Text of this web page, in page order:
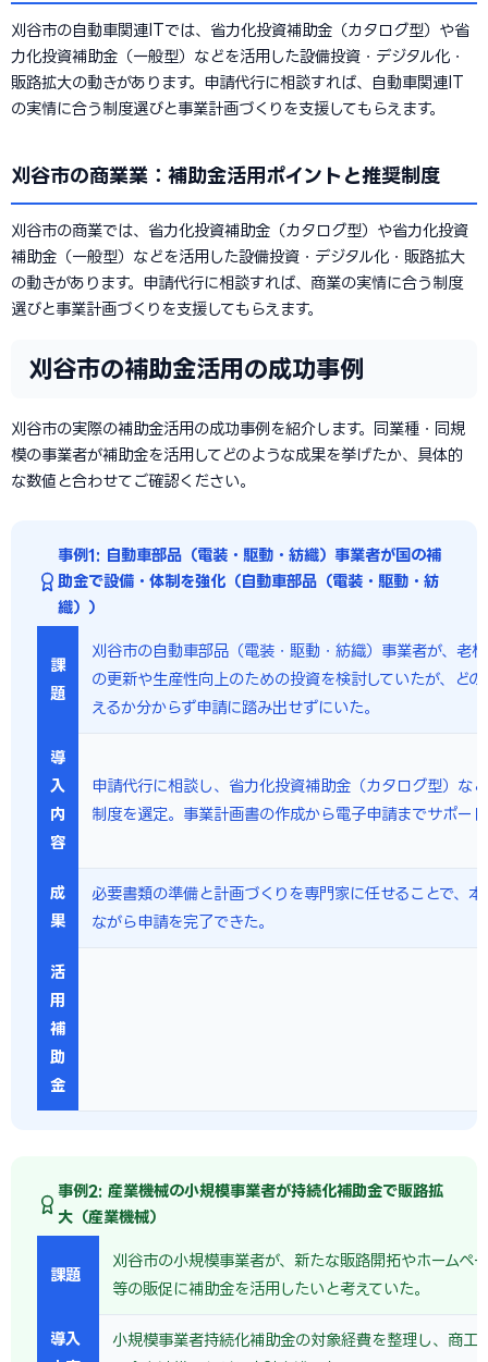
刈谷市の自動車関連ITでは、省力化投資補助金（カタログ型）や省
力化投資補助金（一般型）などを活用した設備投資・デジタル化・
販路拡大の動きがあります。申請代行に相談すれば、自動車関連IT
の実情に合う制度選びと事業計画づくりを支援してもらえます。
刈谷市の商業業：補助金活用ポイントと推奨制度
刈谷市の商業では、省力化投資補助金（カタログ型）や省力化投資
補助金（一般型）などを活用した設備投資・デジタル化・販路拡大
の動きがあります。申請代行に相談すれば、商業の実情に合う制度
選びと事業計画づくりを支援してもらえます。
刈谷市の補助金活用の成功事例
刈谷市の実際の補助金活用の成功事例を紹介します。同業種・同規
模の事業者が補助金を活用してどのような成果を挙げたか、具体的
な数値と合わせてご確認ください。
事例1: 自動車部品（電装・駆動・紡織）事業者が国の補
助金で設備・体制を強化（自動車部品（電装・駆動・紡
織））
課
題
刈谷市の自動車部品（電装・駆動・紡織）事業者が、老
の更新や生産性向上のための投資を検討していたが、ど
えるか分からず申請に踏み出せずにいた。
導
入
内
容
申請代行に相談し、省力化投資補助金（カタログ型）な
制度を選定。事業計画書の作成から電子申請までサポー
成
果
必要書類の準備と計画づくりを専門家に任せることで、
ながら申請を完了できた。
活
用
補
助
金
事例2: 産業機械の小規模事業者が持続化補助金で販路拡
大（産業機械）
課題
刈谷市の小規模事業者が、新たな販路開拓やホームペ
等の販促に補助金を活用したいと考えていた。
導入
小規模事業者持続化補助金の対象経費を整理し、商工